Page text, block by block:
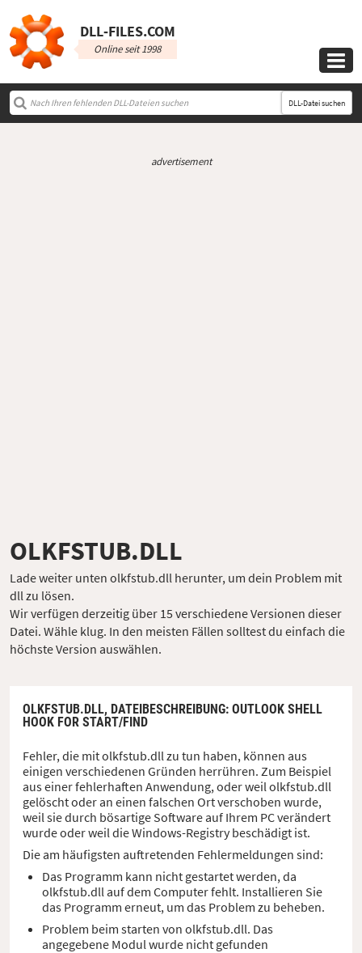
DLL‑FILES.COM
Online seit 1998

DLL-Datei suchen
advertisement
OLKFSTUB.DLL
Lade weiter unten olkfstub.dll herunter, um dein Problem mit
dll zu lösen.
Wir verfügen derzeitig über 15 verschiedene Versionen dieser
Datei. Wähle klug. In den meisten Fällen solltest du einfach die
höchste Version auswählen.
OLKFSTUB.DLL, DATEIBESCHREIBUNG: OUTLOOK SHELL
HOOK FOR START/FIND
Fehler, die mit olkfstub.dll zu tun haben, können aus
einigen verschiedenen Gründen herrühren. Zum Beispiel
aus einer fehlerhaften Anwendung, oder weil olkfstub.dll
gelöscht oder an einen falschen Ort verschoben wurde,
weil sie durch bösartige Software auf Ihrem PC verändert
wurde oder weil die Windows-Registry beschädigt ist.
Die am häufigsten auftretenden Fehlermeldungen sind:
Das Programm kann nicht gestartet werden, da
olkfstub.dll auf dem Computer fehlt. Installieren Sie
das Programm erneut, um das Problem zu beheben.
Problem beim starten von olkfstub.dll. Das
angegebene Modul wurde nicht gefunden